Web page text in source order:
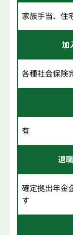
家族手当、住
加
各種社会保険
有
退
確定拠出年金
す